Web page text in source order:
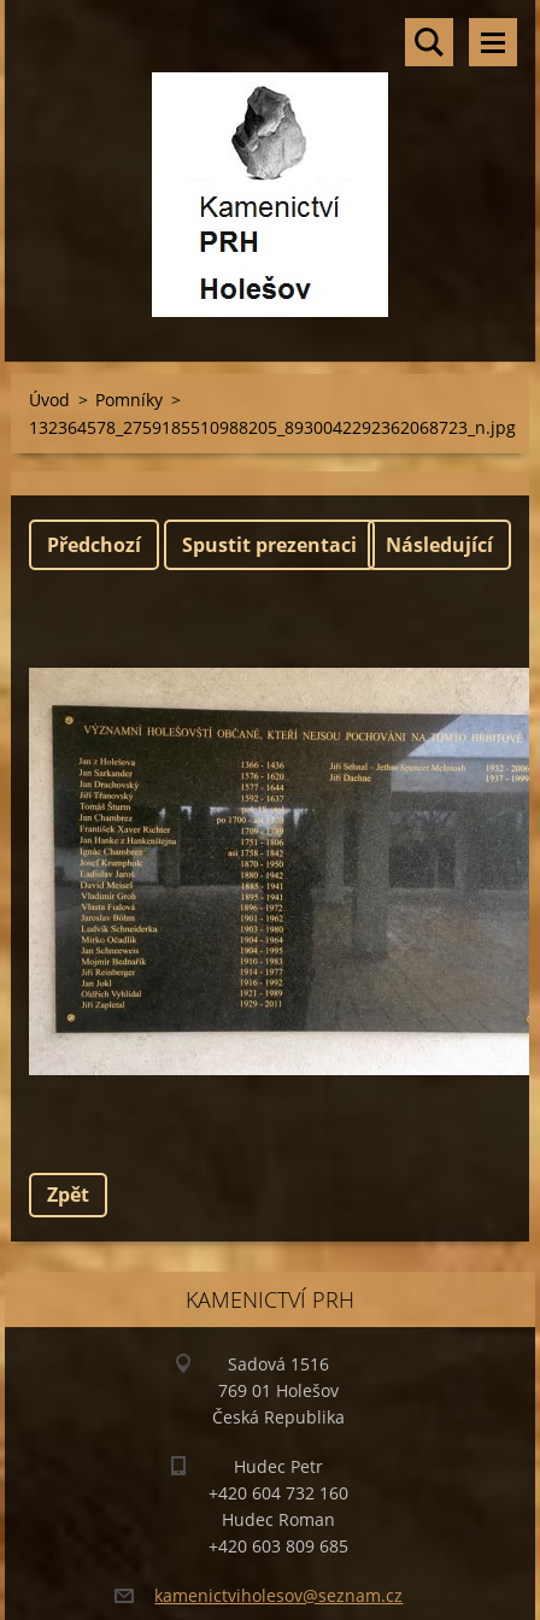
Úvod > Pomníky >
132364578_2759185510988205_8930042292362068723_n.jpg
Předchozí Spustit prezentaci Následující
Zpět
KAMENICTVÍ PRH
Sadová 1516
769 01 Holešov
Česká Republika
Hudec Petr
+420 604 732 160
Hudec Roman
+420 603 809 685
kamenictviholesov@seznam.cz